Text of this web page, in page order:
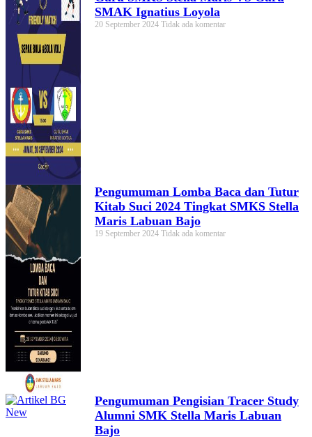
SMAK Ignatius Loyola
20 September 2024 Tidak ada komentar
Pengumuman Lomba Baca dan Tutur
Kitab Suci 2024 Tingkat SMKS Stella
Maris Labuan Bajo
19 September 2024 Tidak ada komentar
Pengumuman Pengisian Tracer Study
Alumni SMK Stella Maris Labuan
Bajo